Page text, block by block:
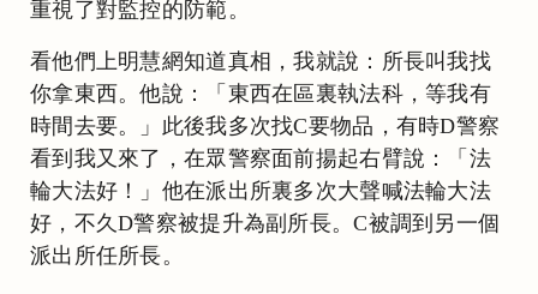
重視了對監控的防範。
看他們上明慧網知道真相，我就說：所長叫我找
你拿東西。他說：「東西在區裏執法科，等我有
時間去要。」此後我多次找C要物品，有時D警察
看到我又來了，在眾警察面前揚起右臂說：「法
輪大法好！」他在派出所裏多次大聲喊法輪大法
好，不久D警察被提升為副所長。C被調到另一個
派出所任所長。